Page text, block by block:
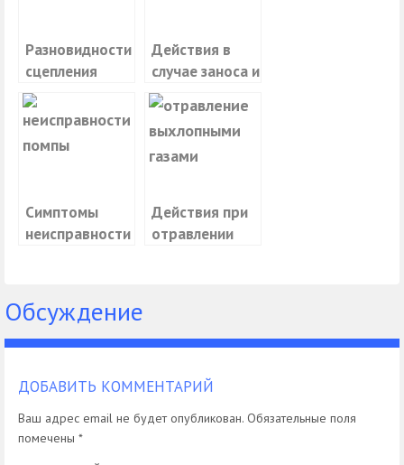
Разновидности
сцепления
автомобиля,
принцип
работы,
неисправности
Действия в
случае заноса и
сноса
автомобиля
Симптомы
неисправности
Действия при
отравлении
Обсуждение
ДОБАВИТЬ КОММЕНТАРИЙ
Ваш адрес email не будет опубликован. Обязательные поля
помечены *